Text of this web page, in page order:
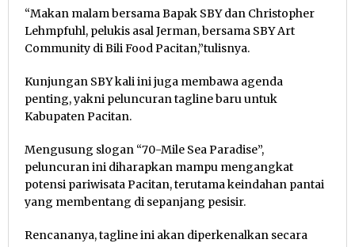
“Makan malam bersama Bapak SBY dan Christopher
Lehmpfuhl, pelukis asal Jerman, bersama SBY Art
Community di Bili Food Pacitan,”tulisnya.
Kunjungan SBY kali ini juga membawa agenda
penting, yakni peluncuran tagline baru untuk
Kabupaten Pacitan.
Mengusung slogan “70-Mile Sea Paradise”,
peluncuran ini diharapkan mampu mengangkat
potensi pariwisata Pacitan, terutama keindahan pantai
yang membentang di sepanjang pesisir.
Rencananya, tagline ini akan diperkenalkan secara